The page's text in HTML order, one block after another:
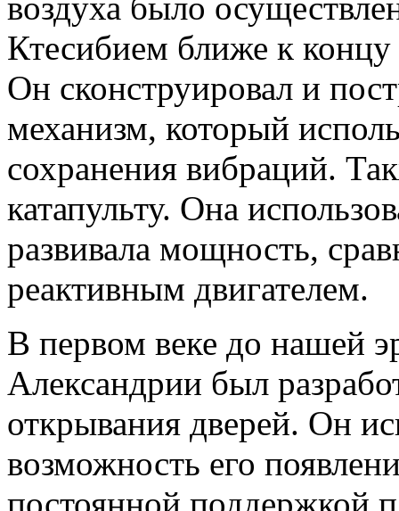
Ктесибием ближе к концу
Он сконструировал и
механизм, который
сохранения вибраций.
катапульту. Она
развивала мощность,
реактивным двигателем.
В первом веке до нашей
Александрии был
открывания дверей. Он
возможность его
постоянной поддержкой